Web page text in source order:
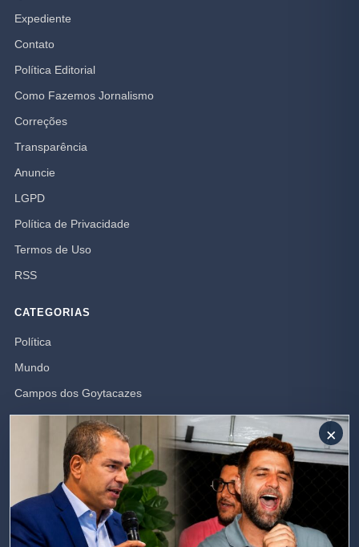
Expediente
Contato
Política Editorial
Como Fazemos Jornalismo
Correções
Transparência
Anuncie
LGPD
Política de Privacidade
Termos de Uso
RSS
CATEGORIAS
Política
Mundo
Campos dos Goytacazes
Brasil
Rio de Janeiro
Polícia
SIGA-NOS
×